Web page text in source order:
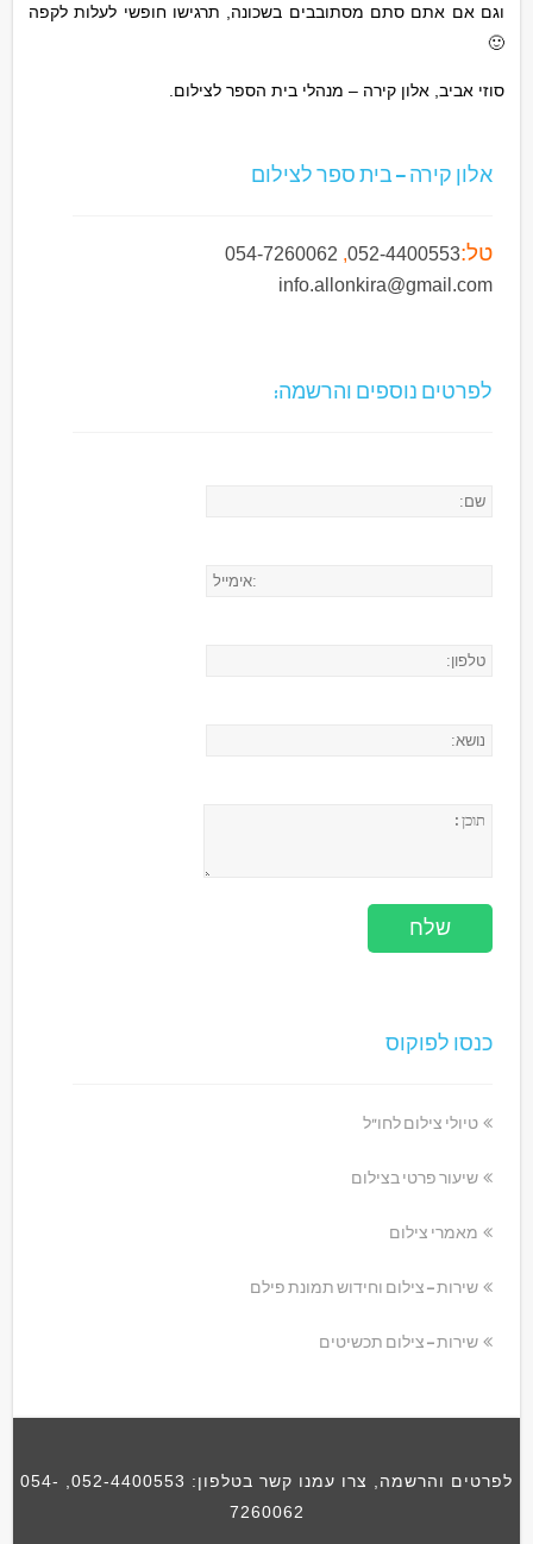
וגם אם אתם סתם מסתובבים בשכונה, תרגישו חופשי לעלות לקפה
🙂
סוזי אביב, אלון קירה – מנהלי בית הספר לצילום.
אלון קירה – בית ספר לצילום
טל:052-4400553
,
054-7260062
info.allonkira@gmail.com
לפרטים נוספים והרשמה:
כנסו לפוקוס
טיולי צילום לחו"ל
שיעור פרטי בצילום
מאמרי צילום
שירות – צילום וחידוש תמונת פילם
שירות – צילום תכשיטים
לפרטים והרשמה, צרו עמנו קשר בטלפון: 052-4400553
054-
7260062